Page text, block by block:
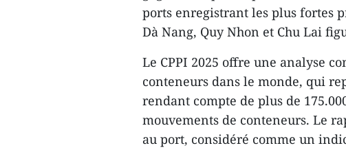
ports enregistrant les plus fortes
Dà Nang, Quy Nhon et Chu Lai
Le CPPI 2025 offre une analyse
conteneurs dans le monde, qui
rendant compte de plus de
mouvements de conteneurs. Le
au port, considéré comme un